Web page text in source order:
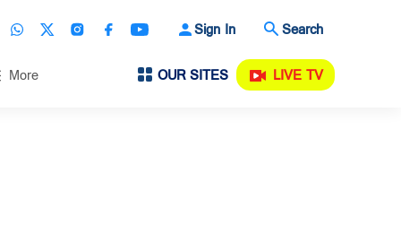
Sign In Search
More OUR SITES LIVE TV